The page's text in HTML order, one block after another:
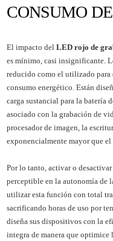
CONSUMO
El impacto del LED rojo de
es mínimo, casi insignificante.
reducido como el utilizado para
consumo energético. Están
carga sustancial para la batería
asociado con la grabación de
procesador de imagen, la
exponencialmente mayor que el
Por lo tanto, activar o
perceptible en la autonomía de
utilizar esta función con total
sacrificando horas de uso por
diseña sus dispositivos con la
integra de manera que